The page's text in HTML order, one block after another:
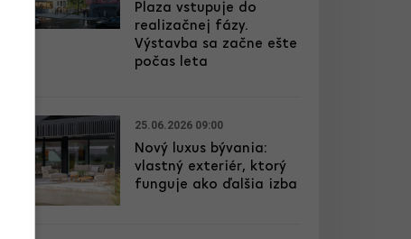
Plaza vstupuje do
realizačnej fázy.
Výstavba sa začne ešte
počas leta
25.06.2026 09:00
Nový luxus bývania:
vlastný exteriér, ktorý
funguje ako ďalšia izba